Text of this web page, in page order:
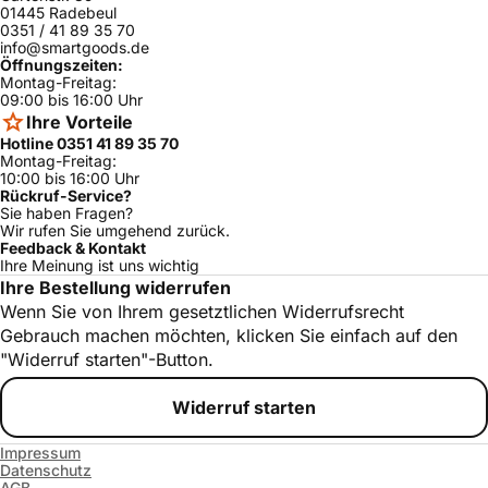
01445 Radebeul
0351 / 41 89 35 70
info@smartgoods.de
Öffnungszeiten:
Montag-Freitag:
09:00 bis 16:00 Uhr
Ihre Vorteile
Hotline 0351 41 89 35 70
Montag-Freitag:
10:00 bis 16:00 Uhr
Rückruf-Service?
Sie haben Fragen?
Wir rufen Sie umgehend zurück.
Feedback & Kontakt
Ihre Meinung ist uns wichtig
Ihre Bestellung widerrufen
Wenn Sie von Ihrem gesetztlichen Widerrufsrecht
Gebrauch machen möchten, klicken Sie einfach auf den
"Widerruf starten"-Button.
Widerruf starten
Impressum
Datenschutz